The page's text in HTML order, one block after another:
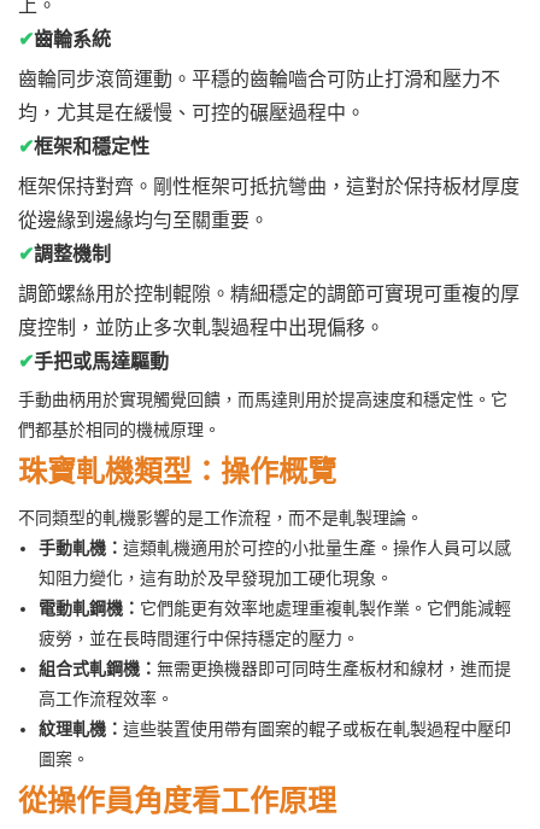
上。
✔齒輪系統
齒輪同步滾筒運動。平穩的齒輪嚙合可防止打滑和壓力不
均，尤其是在緩慢、可控的碾壓過程中。
✔框架和穩定性
框架保持對齊。剛性框架可抵抗彎曲，這對於保持板材厚度
從邊緣到邊緣均勻至關重要。
✔調整機制
調節螺絲用於控制輥隙。精細穩定的調節可實現可重複的厚
度控制，並防止多次軋製過程中出現偏移。
✔手把或馬達驅動
手動曲柄用於實現觸覺回饋，而馬達則用於提高速度和穩定性。它
們都基於相同的機械原理。
珠寶軋機類型：操作概覽
不同類型的軋機影響的是工作流程，而不是軋製理論。
手動軋機： 這類軋機適用於可控的小批量生產。操作人員可以感
知阻力變化，這有助於及早發現加工硬化現象。
電動軋鋼機： 它們能更有效率地處理重複軋製作業。它們能減輕
疲勞，並在長時間運行中保持穩定的壓力。
組合式軋鋼機： 無需更換機器即可同時生產板材和線材，進而提
高工作流程效率。
紋理軋機： 這些裝置使用帶有圖案的輥子或板在軋製過程中壓印
圖案。
從操作員角度看工作原理